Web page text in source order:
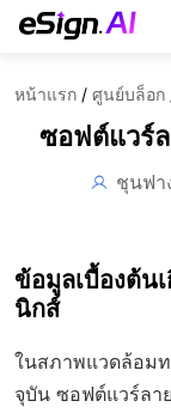
หน้าแรก / ศูนย์บล็อก
ซอฟต์แวร์
ชุนฟา
ข้อมูลเบื้องต้น
นิกส์
ในสภาพแวดล้อมท
จุบัน ซอฟต์แวร์ลา